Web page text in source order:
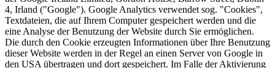
4, Irland ("Google"). Google Analytics verwendet sog. "Cookies",
Textdateien, die auf Ihrem Computer gespeichert werden und die
eine Analyse der Benutzung der Website durch Sie ermöglichen.
Die durch den Cookie erzeugten Informationen über Ihre Benutzung
dieser Website werden in der Regel an einen Server von Google in
den USA übertragen und dort gespeichert. Im Falle der Aktivierung